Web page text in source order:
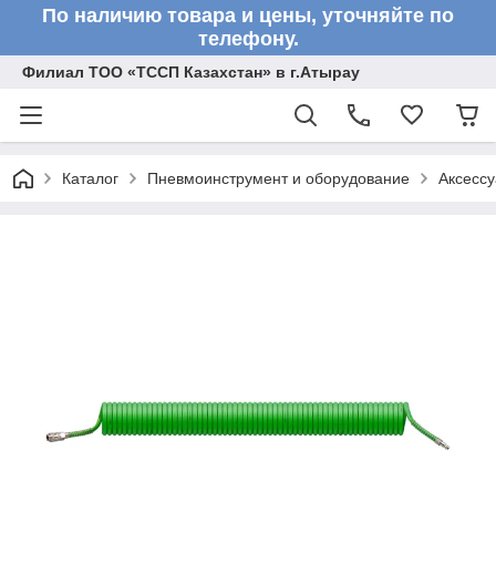
По наличию товара и цены, уточняйте по
телефону.
Филиал ТОО «ТССП Казахстан» в г.Атырау
Каталог Пневмоинструмент и оборудование